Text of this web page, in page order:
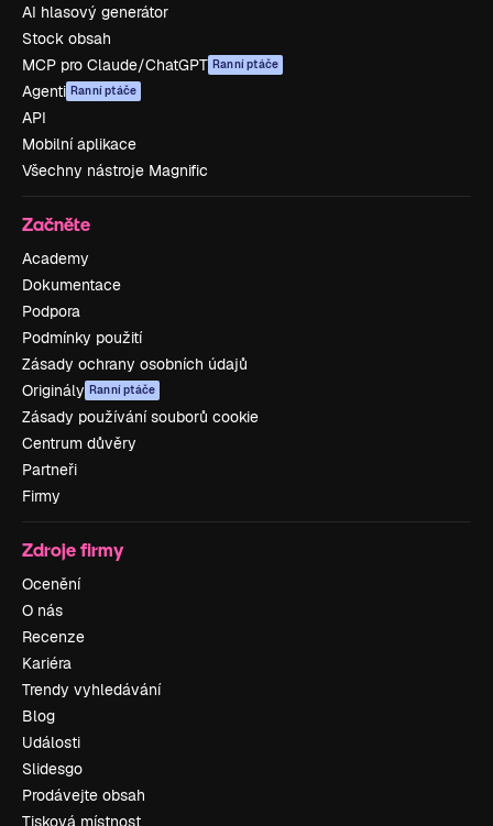
AI hlasový generátor
Stock obsah
MCP pro Claude/ChatGPT Ranní ptáče
Agenti Ranní ptáče
API
Mobilní aplikace
Všechny nástroje Magnific
Začněte
Academy
Dokumentace
Podpora
Podmínky použití
Zásady ochrany osobních údajů
Originály Ranní ptáče
Zásady používání souborů cookie
Centrum důvěry
Partneři
Firmy
Zdroje firmy
Ocenění
O nás
Recenze
Kariéra
Trendy vyhledávání
Blog
Události
Slidesgo
Prodávejte obsah
Tisková místnost